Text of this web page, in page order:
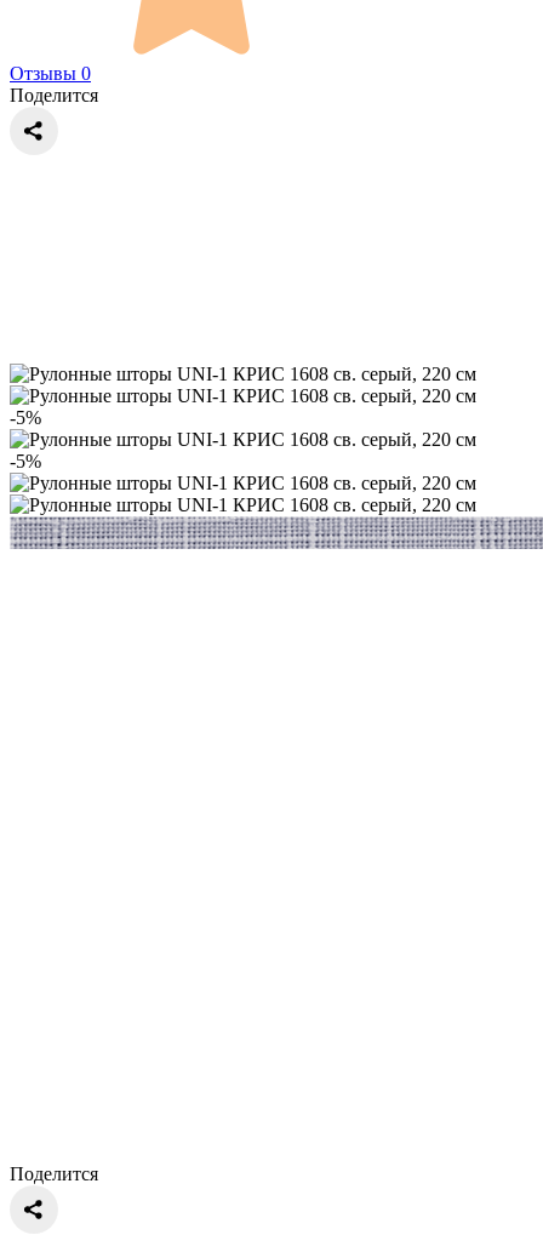
Отзывы 0
Поделится
-5%
-5%
Поделится